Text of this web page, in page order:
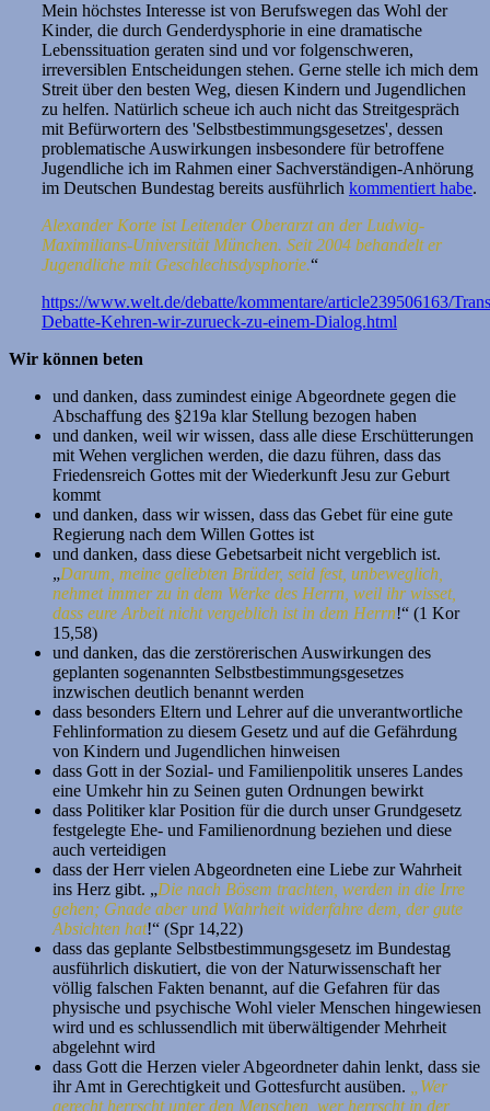
Mein höchstes Interesse ist von Berufswegen das Wohl der
Kinder, die durch Genderdysphorie in eine dramatische
Lebenssituation geraten sind und vor folgenschweren,
irreversiblen Entscheidungen stehen. Gerne stelle ich mich dem
Streit über den besten Weg, diesen Kindern und Jugendlichen
zu helfen. Natürlich scheue ich auch nicht das Streitgespräch
mit Befürwortern des 'Selbstbestimmungsgesetzes', dessen
problematische Auswirkungen insbesondere für betroffene
Jugendliche ich im Rahmen einer Sachverständigen-Anhörung
im Deutschen Bundestag bereits ausführlich kommentiert habe.
Alexander Korte ist Leitender Oberarzt an der Ludwig-
Maximilians-Universität München. Seit 2004 behandelt er
Jugendliche mit Geschlechtsdysphorie.“
https://www.welt.de/debatte/kommentare/article239506163/
Debatte-Kehren-wir-zurueck-zu-einem-Dialog.html
Wir können beten
und danken, dass zumindest einige Abgeordnete gegen die
Abschaffung des §219a klar Stellung bezogen haben
und danken, weil wir wissen, dass alle diese Erschütterungen
mit Wehen verglichen werden, die dazu führen, dass das
Friedensreich Gottes mit der Wiederkunft Jesu zur Geburt
kommt
und danken, dass wir wissen, dass das Gebet für eine gute
Regierung nach dem Willen Gottes ist
und danken, dass diese Gebetsarbeit nicht vergeblich ist.
„Darum, meine geliebten Brüder, seid fest, unbeweglich,
nehmet immer zu in dem Werke des Herrn, weil ihr wisset,
dass eure Arbeit nicht vergeblich ist in dem Herrn!“ (1 Kor
15,58)
und danken, das die zerstörerischen Auswirkungen des
geplanten sogenannten Selbstbestimmungsgesetzes
inzwischen deutlich benannt werden
dass besonders Eltern und Lehrer auf die unverantwortliche
Fehlinformation zu diesem Gesetz und auf die Gefährdung
von Kindern und Jugendlichen hinweisen
dass Gott in der Sozial- und Familienpolitik unseres Landes
eine Umkehr hin zu Seinen guten Ordnungen bewirkt
dass Politiker klar Position für die durch unser Grundgesetz
festgelegte Ehe- und Familienordnung beziehen und diese
auch verteidigen
dass der Herr vielen Abgeordneten eine Liebe zur Wahrheit
ins Herz gibt. „Die nach Bösem trachten, werden in die Irre
gehen; Gnade aber und Wahrheit widerfahre dem, der gute
Absichten hat!“ (Spr 14,22)
dass das geplante Selbstbestimmungsgesetz im Bundestag
ausführlich diskutiert, die von der Naturwissenschaft her
völlig falschen Fakten benannt, auf die Gefahren für das
physische und psychische Wohl vieler Menschen hingewiesen
wird und es schlussendlich mit überwältigender Mehrheit
abgelehnt wird
dass Gott die Herzen vieler Abgeordneter dahin lenkt, dass sie
ihr Amt in Gerechtigkeit und Gottesfurcht ausüben.
„Wer
gerecht herrscht unter den Menschen, wer herrscht in der